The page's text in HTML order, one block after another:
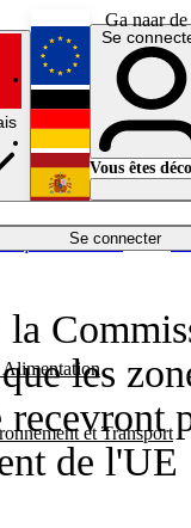
Ga naar
Se connecter
et Transport
Économie
English
Deutsch
Español
Se
Vous êtes
la
les
de l'UE